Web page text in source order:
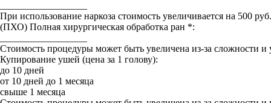
При использование наркоза стоимость увеличивается на 500 руб.
(ПХО) Полная хирургическая обработка ран *:
Стоимость процедуры может быть увеличена из-за сложности и
Купирование ушей (цена за 1 голову):
до 10 дней
от 10 дней до 1 месяца
свыше 1 месяца